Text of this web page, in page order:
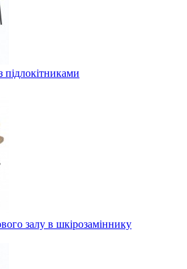
підлокітниками
залу в шкірозаміннику